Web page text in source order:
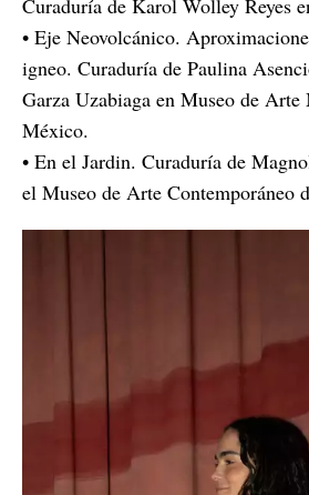
Curaduría de Karol Wolley Reyes
• Eje Neovolcánico.
igneo. Curaduría de Paulina
Garza Uzabiaga en Museo de
México.
• En el Jardin. Curaduría de
el Museo de Arte Contemporáneo